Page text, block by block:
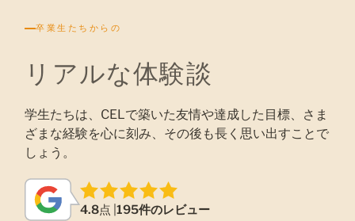
卒業生たちからの
リアルな体験談
学生たちは、CELで築いた友情や達成した目標、さま
ざまな経験を心に刻み、その後も長く思い出すことで
しょう。
4.8点 |195件のレビュー